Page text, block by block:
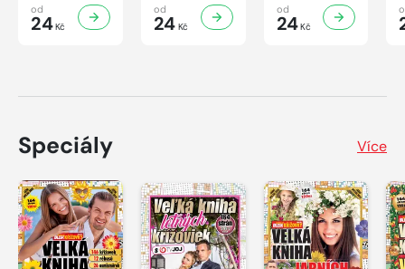
od
24Kč
od
24Kč
od
24Kč
Speciály Více